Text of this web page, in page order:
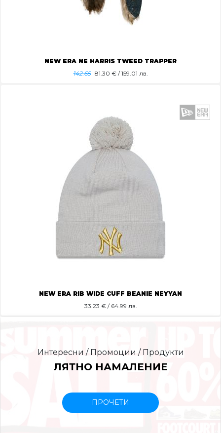
NEW ERA NE HARRIS TWEED TRAPPER
142.65 81.30 € / 159.01 лв.
NEW ERA RIB WIDE CUFF BEANIE NEYYAN
33.23 € / 64.99 лв.
Интересни / Промоции / Продукти
ЛЯТНО НАМАЛЕНИЕ
ПРОЧЕТИ